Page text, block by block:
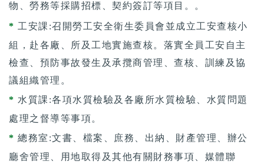
物、勞務等採購招標、契約簽訂等項目。 。
* 工安課:召開勞工安全衛生委員會並成立工安查核小
組，赴各廠、所及工地實施查核。落實全員工安自主
檢查、預防事故發生及承攬商管理、查核、訓練及協
議組織管理。
* 水質課:各項水質檢驗及各廠所水質檢驗、水質問題
處理之督導等事項。
* 總務室:文書、檔案、庶務、出納、財產管理、辦公
廳舍管理、用地取得及其他有關財務事項、媒體聯